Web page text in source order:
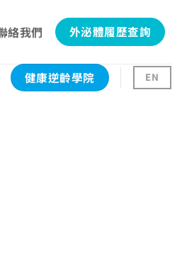
絡我們 外泌體履歷查詢
健康逆齡學院 EN